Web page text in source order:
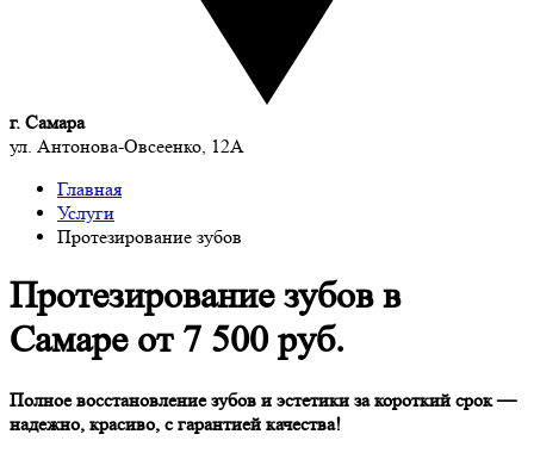
г. Самара
ул. Антонова-Овсеенко, 12А
Главная
Услуги
Протезирование зубов
Протезирование зубов в
Самаре от 7 500 руб.
Полное восстановление зубов и эстетики за короткий срок —
надежно, красиво, с гарантией качества!